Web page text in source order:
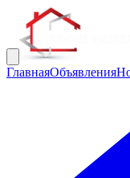
ГлавнаяОбъявления